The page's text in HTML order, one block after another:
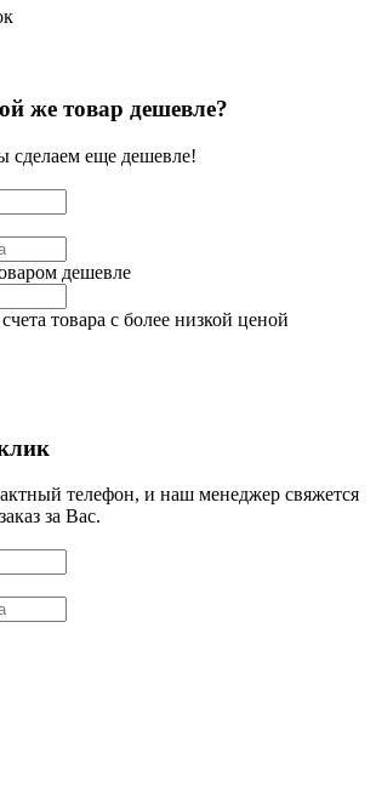
же товар дешевле?
еще дешевле!
дешевле
товара с более низкой ценой
телефон, и наш менеджер свяжется
за Вас.